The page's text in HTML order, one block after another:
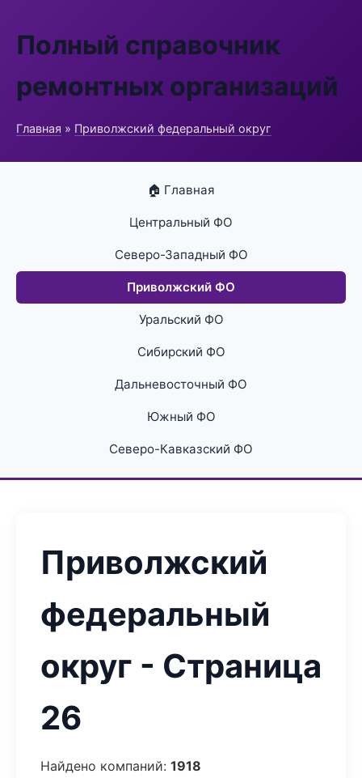
Полный справочник
ремонтных организаций
Главная » Приволжский федеральный округ
🏠 Главная
Центральный ФО
Северо-Западный ФО
Приволжский ФО
Уральский ФО
Сибирский ФО
Дальневосточный ФО
Южный ФО
Северо-Кавказский ФО
Приволжский
федеральный
округ - Страница
26
Найдено компаний: 1918